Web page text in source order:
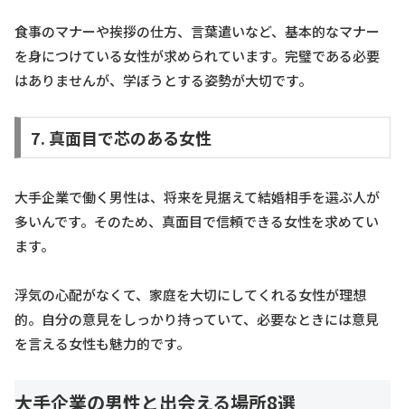
食事のマナーや挨拶の仕方、言葉遣いなど、基本的なマナー
を身につけている女性が求められています。完璧である必要
はありませんが、学ぼうとする姿勢が大切です。
7. 真面目で芯のある女性
大手企業で働く男性は、将来を見据えて結婚相手を選ぶ人が
多いんです。そのため、真面目で信頼できる女性を求めてい
ます。
浮気の心配がなくて、家庭を大切にしてくれる女性が理想
的。自分の意見をしっかり持っていて、必要なときには意見
を言える女性も魅力的です。
大手企業の男性と出会える場所8選